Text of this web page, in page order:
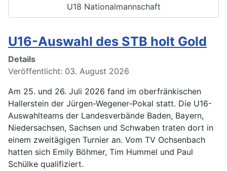
U18 Nationalmannschaft
U16-Auswahl des STB holt Gold
Details
Veröffentlicht: 03. August 2026
Am 25. und 26. Juli 2026 fand im oberfränkischen
Hallerstein der Jürgen-Wegener-Pokal statt. Die U16-
Auswahlteams der Landesverbände Baden, Bayern,
Niedersachsen, Sachsen und Schwaben traten dort in
einem zweitägigen Turnier an. Vom TV Ochsenbach
hatten sich Emily Böhmer, Tim Hummel und Paul
Schülke qualifiziert.